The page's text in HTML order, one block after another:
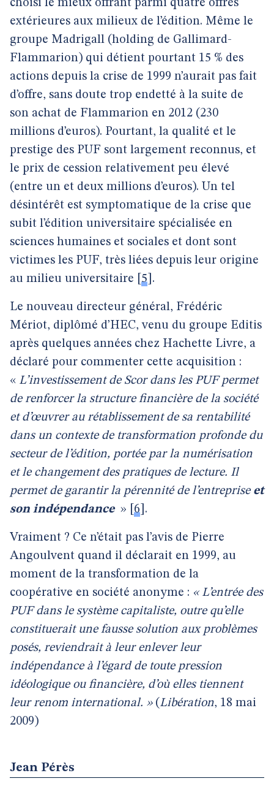
choisi le mieux offrant parmi quatre offres
extérieures aux milieux de l’édition. Même le
groupe Madrigall (holding de Gallimard-
Flammarion) qui détient pourtant 15 % des
actions depuis la crise de 1999 n’aurait pas fait
d’offre, sans doute trop endetté à la suite de
son achat de Flammarion en 2012 (230
millions d’euros). Pourtant, la qualité et le
prestige des PUF sont largement reconnus, et
le prix de cession relativement peu élevé
(entre un et deux millions d’euros). Un tel
désintérêt est symptomatique de la crise que
subit l’édition universitaire spécialisée en
sciences humaines et sociales et dont sont
victimes les PUF, très liées depuis leur origine
au milieu universitaire
5 .
Le nouveau directeur général, Frédéric
Mériot, diplômé d’HEC, venu du groupe Editis
après quelques années chez Hachette Livre, a
déclaré pour commenter cette acquisition :
« L’investissement de Scor dans les PUF permet
de renforcer la structure financière de la société
et d’œuvrer au rétablissement de sa rentabilité
dans un contexte de transformation profonde du
secteur de l’édition, portée par la numérisation
et le changement des pratiques de lecture. Il
permet de garantir la pérennité de l’entreprise et
son indépendance » 6 .
Vraiment ? Ce n’était pas l’avis de Pierre
Angoulvent quand il déclarait en 1999, au
moment de la transformation de la
coopérative en société anonyme : « L’entrée des
PUF dans le système capitaliste, outre qu’elle
constituerait une fausse solution aux problèmes
posés, reviendrait à leur enlever leur
indépendance à l’égard de toute pression
idéologique ou financière, d’où elles tiennent
leur renom international. »(Libération, 18 mai
2009)
Jean Pérès